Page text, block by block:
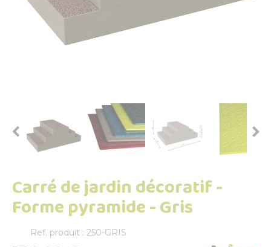
 
Carré de jardin décoratif -
Forme pyramide - Gris
Ref. produit : 250-GRIS